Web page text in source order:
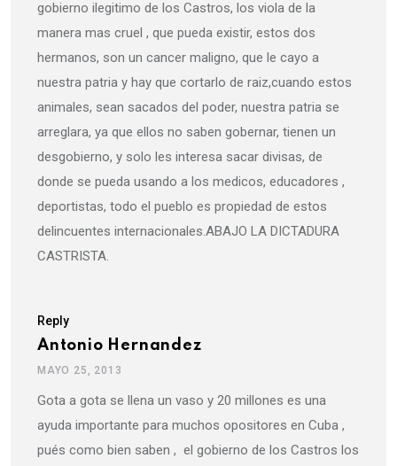
gobierno ilegitimo de los Castros, los viola de la
manera mas cruel , que pueda existir, estos dos
hermanos, son un cancer maligno, que le cayo a
nuestra patria y hay que cortarlo de raiz,cuando estos
animales, sean sacados del poder, nuestra patria se
arreglara, ya que ellos no saben gobernar, tienen un
desgobierno, y solo les interesa sacar divisas, de
donde se pueda usando a los medicos, educadores ,
deportistas, todo el pueblo es propiedad de estos
delincuentes internacionales.ABAJO LA DICTADURA
CASTRISTA.
Reply
Antonio Hernandez
MAYO 25, 2013
Gota a gota se llena un vaso y 20 millones es una
ayuda importante para muchos opositores en Cuba ,
pués como bien saben , el gobierno de los Castros los